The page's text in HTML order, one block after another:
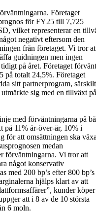
Företaget
för FY25 till 7,725
vilket representerar en
negativt eftersom den
från företaget. Vi tror
guidningen men ingen
på året. Företaget
totalt 24,5%. Företaget
sitt partnerprogram,
sig med en tillväxt på
med förväntningarna på
på 11% år-över-år, 10% i
för att omsättningen ska
medan
förväntningarna. Vi tror att
något konservativ
med 200 bp’s efter 800 bp’s
hjälps klart av att
kunder
att i 8 av de 10 största
6 moln.